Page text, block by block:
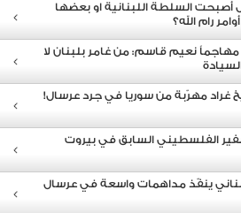
أصبحت السلطة اللبنانية او بعضها
رام الله؟
نعيم قاسم: من غامر بلبنان لا
غراد مهرّبة من سوريا في جرد عرسال!
الفلسطيني السابق في بيروت
ينفّذ مداهمات واسعة في عرسال